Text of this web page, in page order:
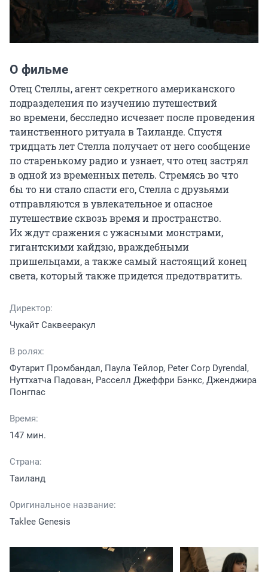
О фильме
Отец Стеллы, агент секретного американского
подразделения по изучению путешествий
во времени, бесследно исчезает после проведения
таинственного ритуала в Таиланде. Спустя
тридцать лет Стелла получает от него сообщение
по старенькому радио и узнает, что отец застрял
в одной из временных петель. Стремясь во что
бы то ни стало спасти его, Стелла с друзьями
отправляются в увлекательное и опасное
путешествие сквозь время и пространство.
Их ждут сражения с ужасными монстрами,
гигантскими кайдзю, враждебными
пришельцами, а также самый настоящий конец
света, который также придется предотвратить.
Директор:
Чукайт Саквееракул
В ролях:
Футарит Промбандал, Паула Тейлор, Peter Corp Dyrendal,
Нуттхатча Падован, Расселл Джеффри Бэнкс, Дженджира
Понгпас
Время:
147 мин.
Страна:
Таиланд
Оригинальное название:
Taklee Genesis